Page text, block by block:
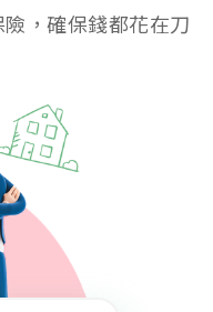
，確保錢都花在刀